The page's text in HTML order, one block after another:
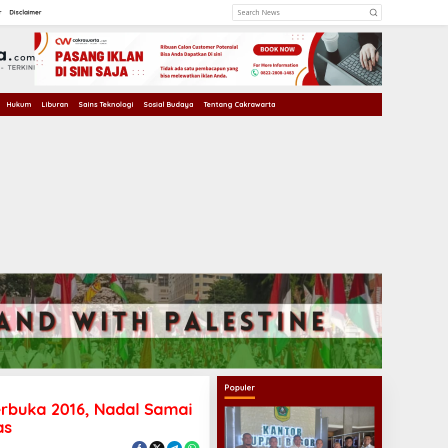
Disclaimer
Hukum Liburan Sains Teknologi Sosial Budaya Tentang Cakrawarta
2016, Nadal Samai
Populer